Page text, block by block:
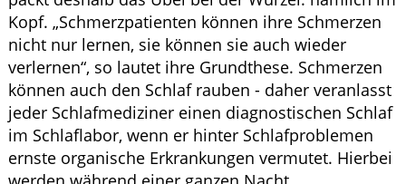
Kopf. „Schmerzpatienten können ihre Schmerzen
nicht nur lernen, sie können sie auch wieder
verlernen“, so lautet ihre Grundthese. Schmerzen
können auch den Schlaf rauben - daher veranlasst
jeder Schlafmediziner einen diagnostischen Schlaf
im Schlaflabor, wenn er hinter Schlafproblemen
ernste organische Erkrankungen vermutet. Hierbei